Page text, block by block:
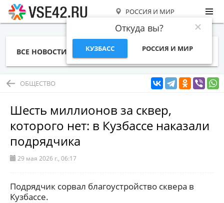
РОССИЯ И МИР
Откуда вы?
КУЗБАСС РОССИЯ И МИР
ВСЕ НОВОСТИ СТАТЬИ ТЕМЫ ФОТО
ОБЩЕСТВО
Шесть миллионов за сквер,
которого нет: в Кузбассе наказали
подрядчика
29 мая 2026 г., 06:17
Подрядчик сорвал благоустройство сквера в
Кузбассе.